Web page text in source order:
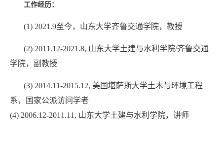
工作经历：
(1) 2021.9至今，山东大学齐鲁交通学院，教授
(2) 2011.12-2021.8, 山东大学土建与水利学院/齐鲁交通
学院，副教授
(3) 2014.11-2015.12, 美国堪萨斯大学土木与环境工程
系，国家公派访问学者
(4) 2006.12-2011.11, 山东大学土建与水利学院，讲师